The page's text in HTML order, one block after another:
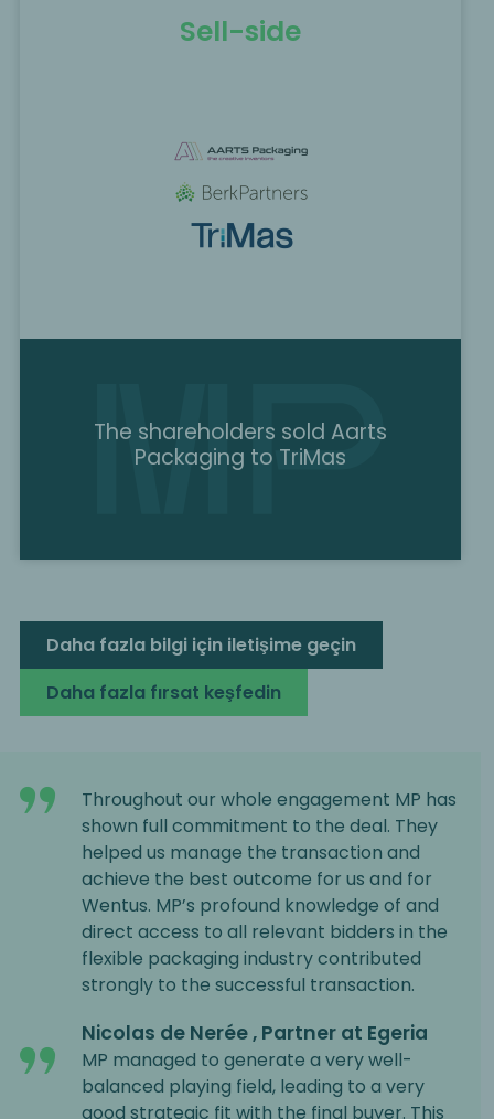
Sell-side
The shareholders sold Aarts
Packaging to TriMas
Daha fazla bilgi için iletişime geçin
Daha fazla fırsat keşfedin
Throughout our whole engagement MP has
shown full commitment to the deal. They
helped us manage the transaction and
achieve the best outcome for us and for
Wentus. MP’s profound knowledge of and
direct access to all relevant bidders in the
flexible packaging industry contributed
strongly to the successful transaction.
Nicolas de Nerée , Partner at Egeria
MP managed to generate a very well-
balanced playing field, leading to a very
good strategic fit with the final buyer. This